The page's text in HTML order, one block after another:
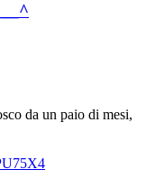
da un paio di mesi,